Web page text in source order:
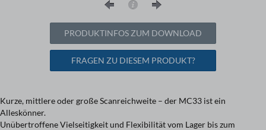
PRODUKTINFOS ZUM DOWNLOAD
FRAGEN ZU DIESEM PRODUKT?
Kurze, mittlere oder große Scanreichweite – der MC33 ist ein
Alleskönner.
Unübertroffene Vielseitigkeit und Flexibilität vom Lager bis zum